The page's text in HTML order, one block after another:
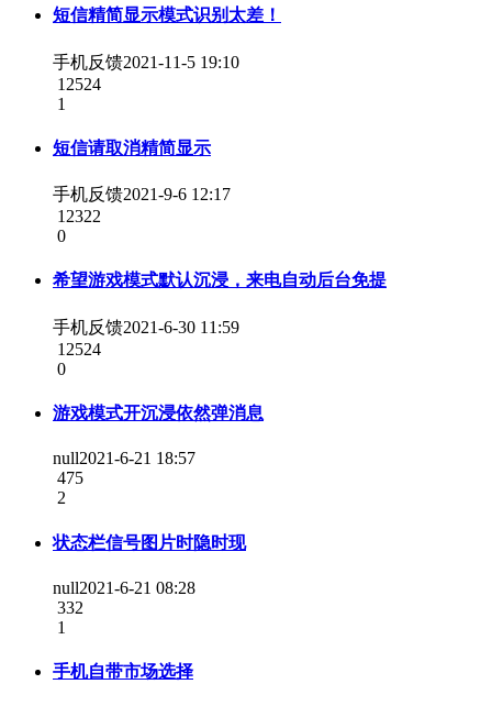
短信精简显示模式识别太差！
手机反馈2021-11-5 19:10
12524
1
短信请取消精简显示
手机反馈2021-9-6 12:17
12322
0
希望游戏模式默认沉浸，来电自动后台免提
手机反馈2021-6-30 11:59
12524
0
游戏模式开沉浸依然弹消息
null2021-6-21 18:57
475
2
状态栏信号图片时隐时现
null2021-6-21 08:28
332
1
手机自带市场选择